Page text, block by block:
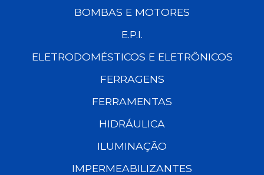
BOMBAS E MOTORES
E.P.I.
ELETRODOMÉSTICOS E ELETRÔNICOS
FERRAGENS
FERRAMENTAS
HIDRÁULICA
ILUMINAÇÃO
IMPERMEABILIZANTES